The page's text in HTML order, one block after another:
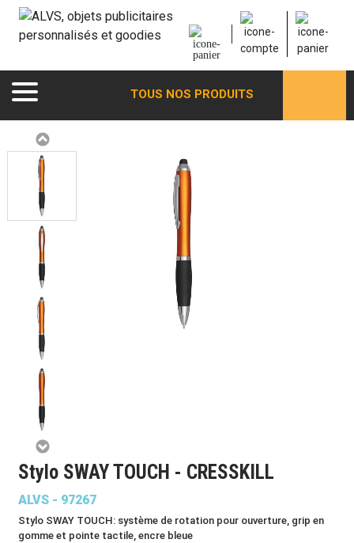
TOUS NOS PRODUITS
Stylo SWAY TOUCH - CRESSKILL
ALVS - 97267
Stylo SWAY TOUCH: système de rotation pour ouverture, grip en
gomme et pointe tactile, encre bleue